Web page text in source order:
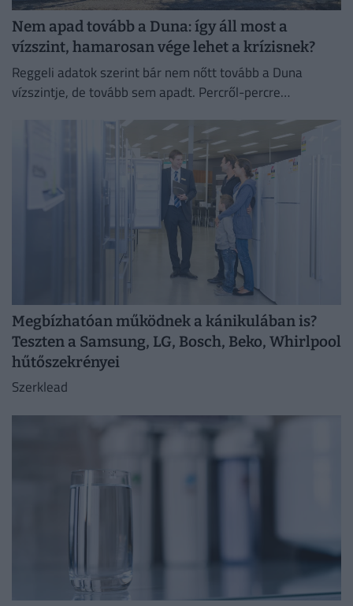
Nem apad tovább a Duna: így áll most a
vízszint, hamarosan vége lehet a krízisnek?
Reggeli adatok szerint bár nem nőtt tovább a Duna
vízszintje, de tovább sem apadt. Percről-percre
Megbízhatóan működnek a kánikulában is?
Teszten a Samsung, LG, Bosch, Beko, Whirlpool
hűtőszekrényei
Szerklead